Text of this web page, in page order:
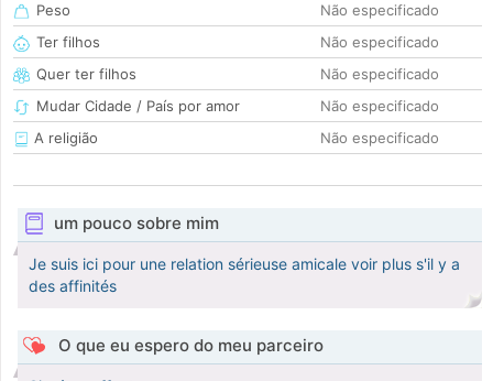
Peso
Não especificado
Ter filhos
Não especificado
Quer ter filhos
Não especificado
Mudar Cidade / País por amor
Não especificado
A religião
Não especificado
um pouco sobre mim
Je suis ici pour une relation sérieuse amicale voir plus s'il y a
des affinités
O que eu espero do meu parceiro